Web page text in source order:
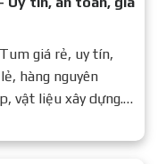
giá rẻ, uy tín,
hàng nguyên
vật liệu xây dựng.